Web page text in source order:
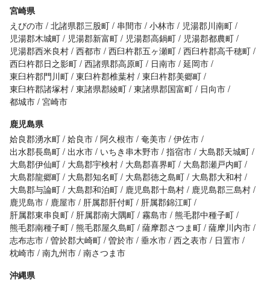
宮崎県
えびの市 北諸県郡三股町 串間市 小林市
児湯郡川南町
児湯郡木城町
児湯郡新富町 児湯郡高鍋町
児湯郡都農町
児湯郡西米良村 西都市 西臼杵郡五ヶ瀬町 西臼杵郡高千穂町
西臼杵郡日之影町 西諸県郡高原町 日南市 延岡市
東臼杵郡門川町 東臼杵郡椎葉村 東臼杵郡美郷町
東臼杵郡諸塚村 東諸県郡綾町 東諸県郡国富町
日向市
都城市 宮崎市
鹿児島県
姶良郡湧水町 姶良市 阿久根市 奄美市 伊佐市
出水郡長島町
出水市 いちき串木野市 指宿市
大島郡天城町
大島郡伊仙町
大島郡宇検村 大島郡喜界町
大島郡瀬戸内町
大島郡龍郷町
大島郡知名町 大島郡徳之島町
大島郡大和村
大島郡与論町
大島郡和泊町 鹿児島郡十島村
鹿児島郡三島村
鹿児島市
鹿屋市 肝属郡肝付町
肝属郡錦江町
肝属郡東串良町
肝属郡南大隅町 霧島市 熊毛郡中種子町
熊毛郡南種子町 熊毛郡屋久島町 薩摩郡さつま町 薩摩川内市
志布志市 曽於郡大崎町 曽於市 垂水市 西之表市
日置市
枕崎市 南九州市 南さつま市
沖縄県